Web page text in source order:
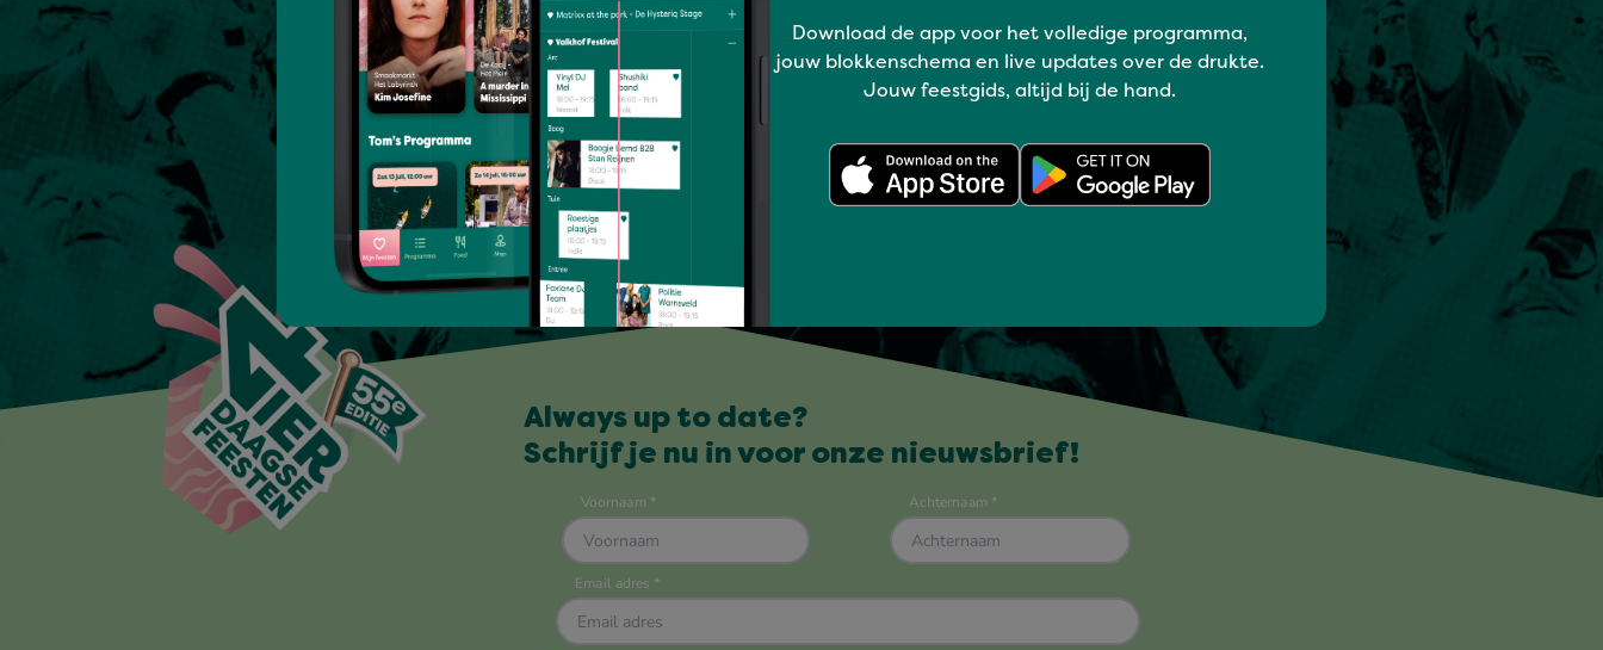
Download de app voor het volledige programma,
jouw blokkenschema en live updates over de drukte.
Jouw feestgids, altijd bij de hand.
Always up to date?
Schrijf je nu in voor onze nieuwsbrief!